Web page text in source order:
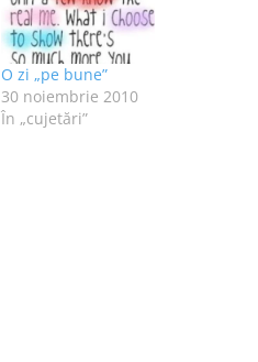
O zi „pe bune”
30 noiembrie 2010
În „cujetări”